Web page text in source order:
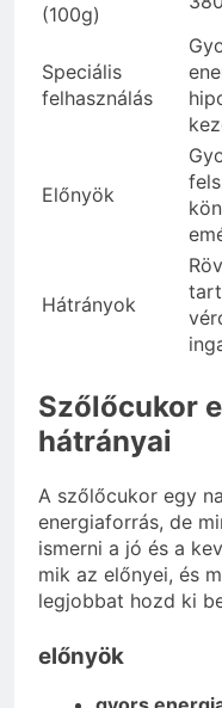
(100g)
Speciális
felhasználás
Előnyök
Hátrányok
Szőlőcukor
hátrányai
A szőlőcukor egy
energiaforrás, de
ismerni a jó és a
mik az előnyei, és
legjobbat hozd ki
előnyök